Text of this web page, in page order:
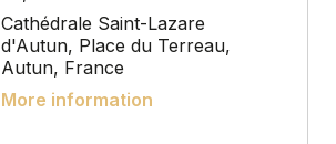
Cathédrale Saint-Lazare
d'Autun, Place du Terreau,
Autun, France
More information